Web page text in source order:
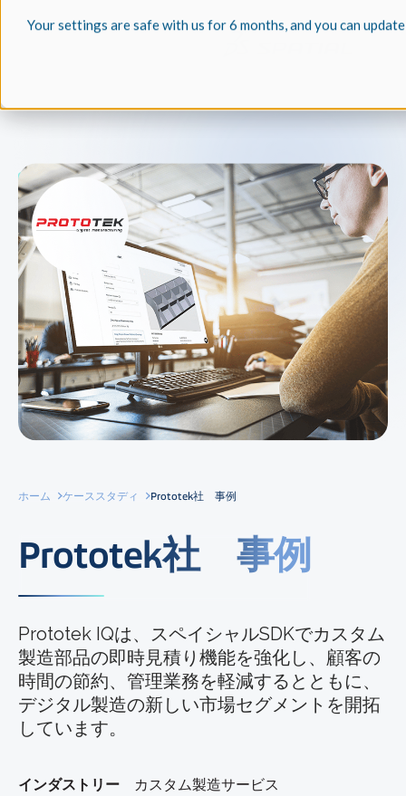
Your settings are safe with us for 6 months, and you can
ホーム ケーススタディ Prototek社 事例
Prototek社 事例
Prototek IQは、スペイシャルSDKでカスタム
製造部品の即時見積り機能を強化し、顧客の
時間の節約、管理業務を軽減するとともに、
デジタル製造の新しい市場セグメントを開拓
しています。
インダストリー カスタム製造サービス